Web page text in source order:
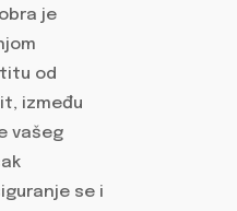
je
od
između
vašeg
se i